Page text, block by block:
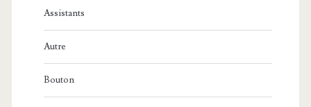
Assistants
Autre
Bouton